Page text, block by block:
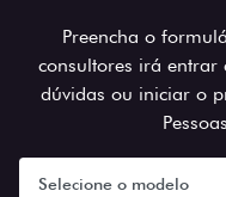
Preencha o
consultores irá
dúvidas ou iniciar o